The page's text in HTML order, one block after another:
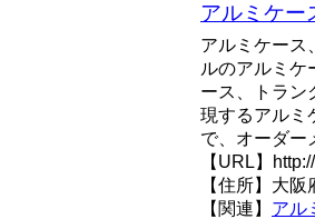
アルミケー
アルミケース
ルのアルミケ
ース、トラン
現するアルミ
で、オーダー
【URL】
【住所】大
【関連】 アル